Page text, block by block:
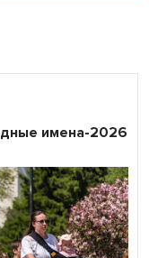
имена-2026